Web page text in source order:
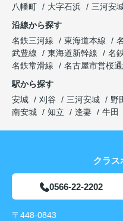
八幡町
大字石浜 三河安
沿線から探す
名鉄三河線
東海道本線
武豊線
東海道新幹線 名
名鉄常滑線
名古屋市営桜
駅から探す
安城
刈谷 三河安城 野
南安城
知立 逢妻 牛田
クラス
0566-22-2202
〒448-0843